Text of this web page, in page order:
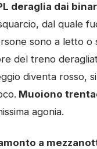
deraglia dai
dal quale
sono a letto o
del treno
diventa rosso,
Muoiono
agonia.
a